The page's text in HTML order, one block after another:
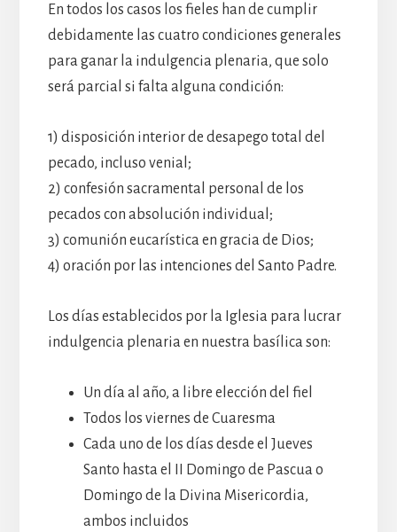
En todos los casos los fieles han de cumplir
debidamente las cuatro condiciones generales
para ganar la indulgencia plenaria, que solo
será parcial si falta alguna condición:
1) disposición interior de desapego total del
pecado, incluso venial;
2) confesión sacramental personal de los
pecados con absolución individual;
3) comunión eucarística en gracia de Dios;
4) oración por las intenciones del Santo Padre.
Los días establecidos por la Iglesia para lucrar
indulgencia plenaria en nuestra basílica son:
Un día al año, a libre elección del fiel
Todos los viernes de Cuaresma
Cada uno de los días desde el Jueves
Santo hasta el II Domingo de Pascua o
Domingo de la Divina Misericordia,
ambos incluidos